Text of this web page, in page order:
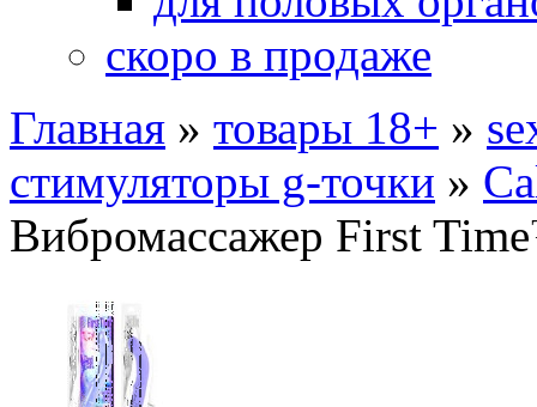
скоро в продаже
Главная » товары 18+ »
стимуляторы g-точки »
Вибромассажер First